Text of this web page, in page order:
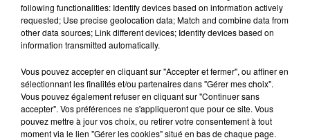
La famille a porté plainte contre la clinique qui a
reconnu sa responsabilité et présenté ses
excuses.
TITRES DIFFUSÉS
9h09
9h09 9h06
9h06
following functionalities: Identify devices based on information actively
requested; Use precise geolocation data; Match and combine data from
other data sources; Link different devices; Identify devices based on
information transmitted automatically.
Vous pouvez accepter en cliquant sur "Accepter et fermer", ou affiner en
sélectionnant les finalités et/ou partenaires dans "Gérer mes choix".
Vous pouvez également refuser en cliquant sur "Continuer sans
accepter". Vos préférences ne s'appliqueront que pour ce site. Vous
pouvez mettre à jour vos choix, ou retirer votre consentement à tout
moment via le lien "Gérer les cookies" situé en bas de chaque page.